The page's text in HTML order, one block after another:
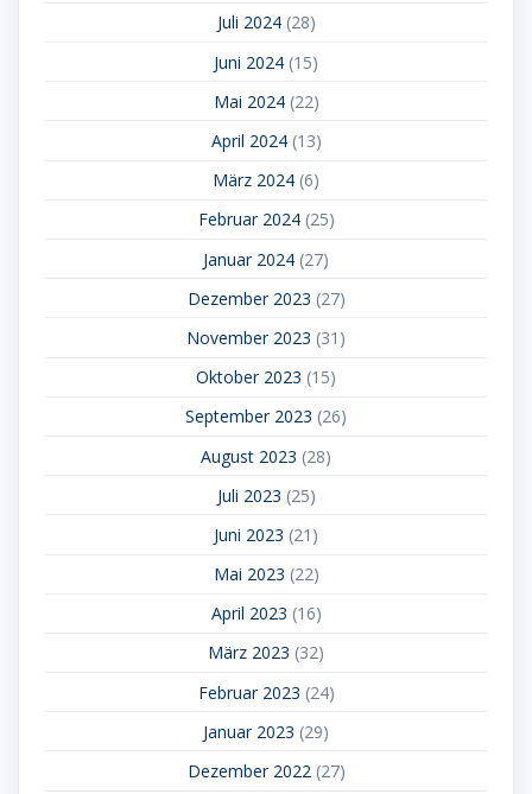
Juli 2024(28)
Juni 2024 (15)
Mai 2024(22)
April 2024(13)
März 2024 (6)
Februar 2024(25)
Januar 2024 (27)
Dezember 2023 (27)
November 2023 (31)
Oktober 2023 (15)
September 2023 (26)
August 2023 (28)
Juli 2023 (25)
Juni 2023 (21)
Mai 2023 (22)
April 2023 (16)
März 2023 (32)
Februar 2023 (24)
Januar 2023 (29)
Dezember 2022(27)